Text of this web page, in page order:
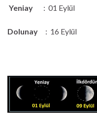
Yeniay : 01 Eylül
Dolunay : 16 Eylül